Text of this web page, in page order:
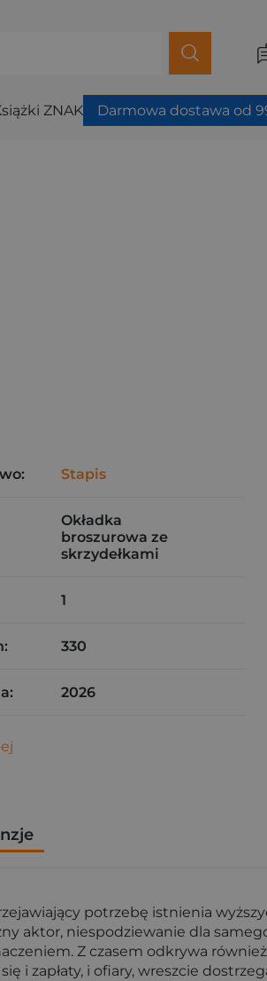
ZNAK Darmowa dostawa od
Stapis
Okładka
broszurowa ze
skrzydełkami
1
330
2026
potrzebę istnienia
aktor, niespodziewanie dla
Z czasem odkrywa
i zapłaty, i ofiary, wreszcie